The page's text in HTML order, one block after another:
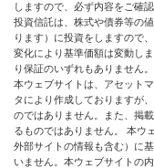
しますので、必ず内容をご確
投資信託は、株式や債券等の
ります）に投資をしますので
変化により基準価額は変動し
り保証のいずれもありません。
本ウェブサイトは、アセット
タにより作成しておりますが
のではありません。また、掲
るものではありません。 本ウ
外部サイトの情報も含む）に
いません。本ウェブサイトの